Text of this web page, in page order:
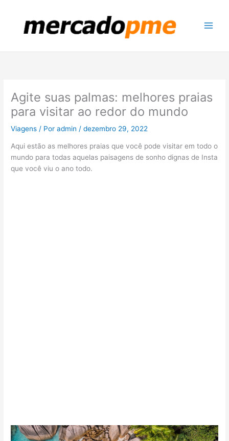
Agite suas palmas: melhores praias
para visitar ao redor do mundo
Viagens / Poradmin /dezembro 29, 2022
Aqui estão as melhores praias que você pode visitar em todo o
mundo para todas aquelas paisagens de sonho dignas de Insta
que você viu o ano todo.